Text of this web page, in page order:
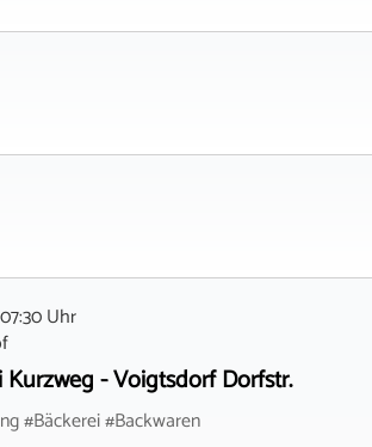
Uhr
Kurzweg - Voigtsdorf Dorfstr.
#Bäckerei #Backwaren